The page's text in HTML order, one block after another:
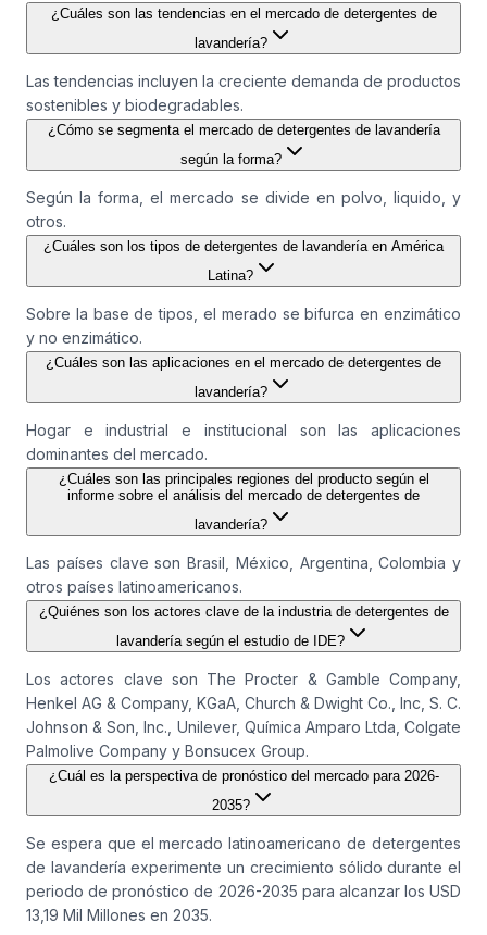
¿Cuáles son las tendencias en el mercado de detergentes de
lavandería?
Las tendencias incluyen la creciente demanda de productos
sostenibles y biodegradables.
¿Cómo se segmenta el mercado de detergentes de lavandería
según la forma?
Según la forma, el mercado se divide en polvo, liquido, y
otros.
¿Cuáles son los tipos de detergentes de lavandería en América
Latina?
Sobre la base de tipos, el merado se bifurca en enzimático
y no enzimático.
¿Cuáles son las aplicaciones en el mercado de detergentes de
lavandería?
Hogar e industrial e institucional son las aplicaciones
dominantes del mercado.
¿Cuáles son las principales regiones del producto según el
informe sobre el análisis del mercado de detergentes de
lavandería?
Las países clave son Brasil, México, Argentina, Colombia y
otros países latinoamericanos.
¿Quiénes son los actores clave de la industria de detergentes de
lavandería según el estudio de IDE?
Los actores clave son The Procter & Gamble Company,
Henkel AG & Company, KGaA, Church & Dwight Co., Inc, S. C.
Johnson & Son, Inc., Unilever, Química Amparo Ltda, Colgate
Palmolive Company y Bonsucex Group.
¿Cuál es la perspectiva de pronóstico del mercado para 2026-
2035?
Se espera que el mercado latinoamericano de detergentes
de lavandería experimente un crecimiento sólido durante el
periodo de pronóstico de 2026-2035 para alcanzar los USD
13,19 Mil Millones en 2035.